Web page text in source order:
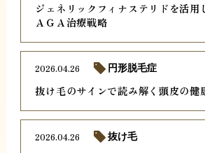
ジェネリックフィナステリドを活用
ＡＧＡ治療戦略
抜け毛のサインで読み解く頭皮の健
2026.04.26 円形脱毛症
2026.04.26 抜け毛